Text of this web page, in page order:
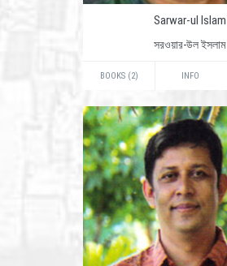
Sarwar-ul Islam
সরওয়ার-উল ইসলাম
BOOKS (2) INFO